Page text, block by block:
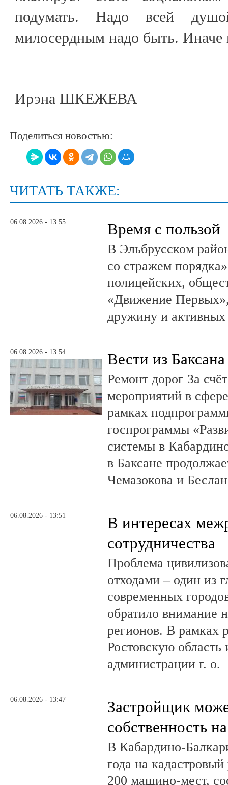
подумать. Надо всей
милосердным надо быть. Иначе
Ирэна ШКЕЖЕВА
Поделиться новостью:
ЧИТАТЬ ТАКЖЕ:
06.08.2026 - 13:55 Время с пользой
В Эльбрусском
со стражем
полицейских,
«Движение
дружину и
06.08.2026 - 13:54 Вести из Баксана
Ремонт дорог За
мероприятий в
рамках
госпрограммы
системы в
в Баксане
Чемазокова и
06.08.2026 - 13:51
В интересах
сотрудничества
Проблема
отходами – один из
современных
обратило внимание
регионов. В рамках
Ростовскую
администрации г. о.
06.08.2026 - 13:47
Застройщик
собственность
В Кабардино-
года на
200 машино-мест,